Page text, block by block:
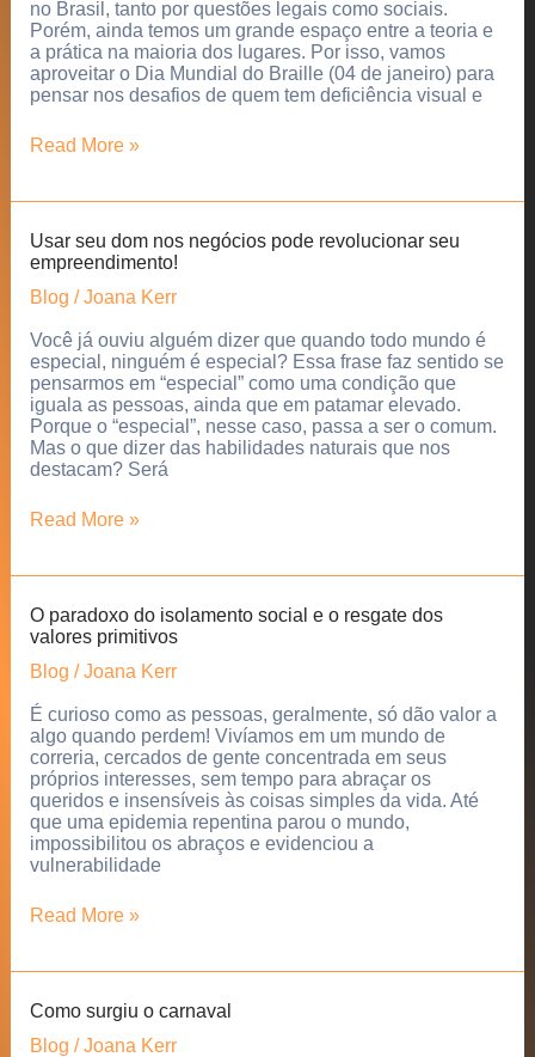
no Brasil, tanto por questões legais como sociais.
Porém, ainda temos um grande espaço entre a teoria e
a prática na maioria dos lugares. Por isso, vamos
aproveitar o Dia Mundial do Braille (04 de janeiro) para
pensar nos desafios de quem tem deficiência visual e
Deficiência
inclusão
também
são
assuntos
para
Read More »
Usar seu dom nos negócios pode revolucionar seu
empreendimento!
Blog /Joana Kerr
Você já ouviu alguém dizer que quando todo mundo é
especial, ninguém é especial? Essa frase faz sentido se
pensarmos em “especial” como uma condição que
iguala as pessoas, ainda que em patamar elevado.
Porque o “especial”, nesse caso, passa a ser o comum.
Mas o que dizer das habilidades naturais que nos
destacam? Será
Usar
nos
negócios
pode
revolucionar
seu
Read More »
O paradoxo do isolamento social e o resgate dos
valores primitivos
Blog /Joana Kerr
É curioso como as pessoas, geralmente, só dão valor a
algo quando perdem! Vivíamos em um mundo de
correria, cercados de gente concentrada em seus
próprios interesses, sem tempo para abraçar os
queridos e insensíveis às coisas simples da vida. Até
que uma epidemia repentina parou o mundo,
impossibilitou os abraços e evidenciou a
vulnerabilidade
O
isolamento
social
e
o
Read More »
Como surgiu o carnaval
Blog /Joana Kerr